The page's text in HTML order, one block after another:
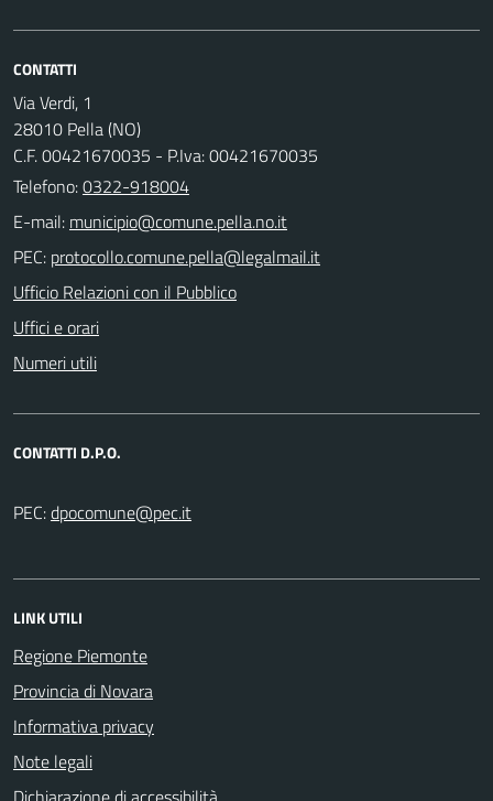
CONTATTI
Via Verdi, 1
28010 Pella (NO)
C.F. 00421670035 - P.Iva: 00421670035
Telefono:0322-918004
E-mail:
PEC:
Ufficio Relazioni con il Pubblico
Uffici e orari
Numeri utili
CONTATTI D.P.O.
PEC:
LINK UTILI
Regione Piemonte
Provincia di Novara
Informativa privacy
Note legali